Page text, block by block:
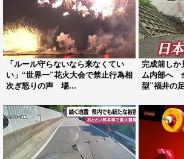
「ルール守らないなら来なくてい
い」“世界一”花火大会で禁止行為相
次ぎ怒りの声 場...
完成前しか
ム内部へ
型”福井の